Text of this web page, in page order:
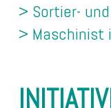
> Sortier-
> Maschinist